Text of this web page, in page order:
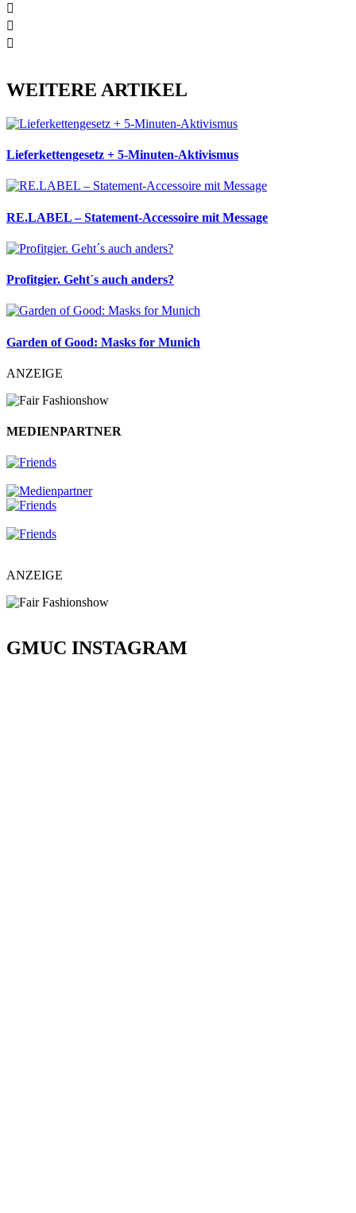
WEITERE ARTIKEL
Lieferkettengesetz + 5-Minuten-Aktivismus
RE.LABEL – Statement-Accessoire mit Message
Profitgier. Geht´s auch anders?
Garden of Good: Masks for Munich
ANZEIGE
MEDIENPARTNER
ANZEIGE
GMUC INSTAGRAM